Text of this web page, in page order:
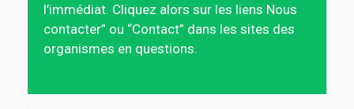
l’immédiat. Cliquez alors sur les liens Nous
contacter” ou “Contact” dans les sites des
organismes en questions.